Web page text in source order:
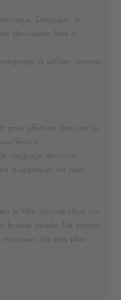
Découper le
découpées face à
à utiliser comme
pour effet de détruire la
feutre.
le vaigrage détruira
d'appliquer en réel.
le film siliconé situé sur
brosse souple. Ne jamais
Ne pas plier .